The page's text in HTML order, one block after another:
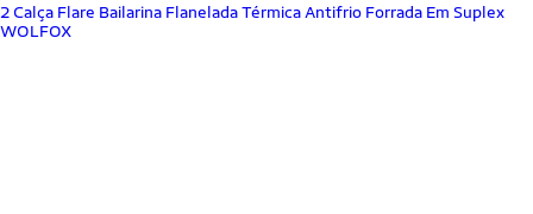
2 Calça Flare Bailarina Flanelada Térmica Antifrio Forrada Em Suplex
WOLFOX